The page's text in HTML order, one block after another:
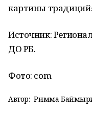
картины
Источник:
ДО РБ.
Фото: com
Автор: Римма